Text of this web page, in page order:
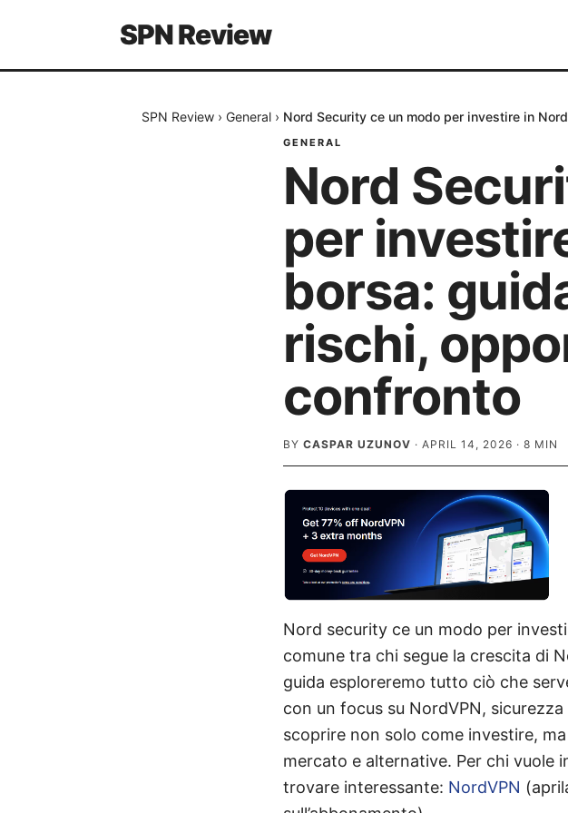
SPN Review
SPN Review › General › Nord Security ce un modo per investire in
GENERAL
Nord
per
borsa:
rischi,
confronto
BY CASPAR UZUNOV · APRIL 14, 2026 · 8 MIN
Nord security ce un modo per
comune tra chi segue la crescita di
guida esploreremo tutto ciò che
con un focus su NordVPN,
scoprire non solo come investire,
mercato e alternative. Per chi vuole
trovare interessante: NordVPN